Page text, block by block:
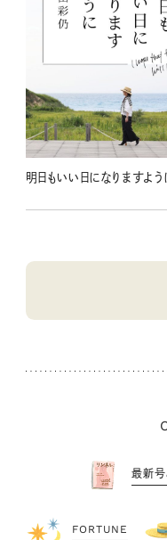
明日もいい日になりますよう
最新
FORTUNE